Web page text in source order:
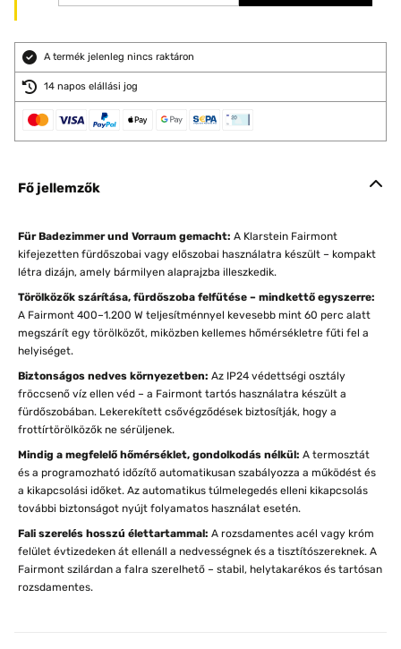
A termék jelenleg nincs raktáron
14 napos elállási jog
Fő jellemzők
Für Badezimmer und Vorraum gemacht: A Klarstein Fairmont
kifejezetten fürdőszobai vagy előszobai használatra készült – kompakt
létra dizájn, amely bármilyen alaprajzba illeszkedik.
Törölközők szárítása, fürdőszoba felfűtése – mindkettő egyszerre:
A Fairmont 400–1.200 W teljesítménnyel kevesebb mint 60 perc alatt
megszárít egy törölközőt, miközben kellemes hőmérsékletre fűti fel a
helyiséget.
Biztonságos nedves környezetben: Az IP24 védettségi osztály
fröccsenő víz ellen véd – a Fairmont tartós használatra készült a
fürdőszobában. Lekerekített csővégződések biztosítják, hogy a
frottírtörölközők ne sérüljenek.
Mindig a megfelelő hőmérséklet, gondolkodás nélkül: A termosztát
és a programozható időzítő automatikusan szabályozza a működést és
a kikapcsolási időket. Az automatikus túlmelegedés elleni kikapcsolás
további biztonságot nyújt folyamatos használat esetén.
Fali szerelés hosszú élettartammal: A rozsdamentes acél vagy króm
felület évtizedeken át ellenáll a nedvességnek és a tisztítószereknek. A
Fairmont szilárdan a falra szerelhető – stabil, helytakarékos és tartósan
rozsdamentes.